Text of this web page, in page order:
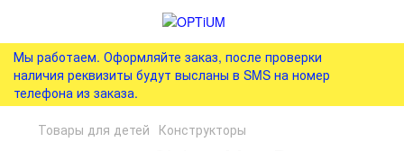
Мы работаем. Оформляйте заказ, после проверки
наличия реквизиты будут высланы в SMS на номер
телефона из заказа.
Товары для детей Конструкторы